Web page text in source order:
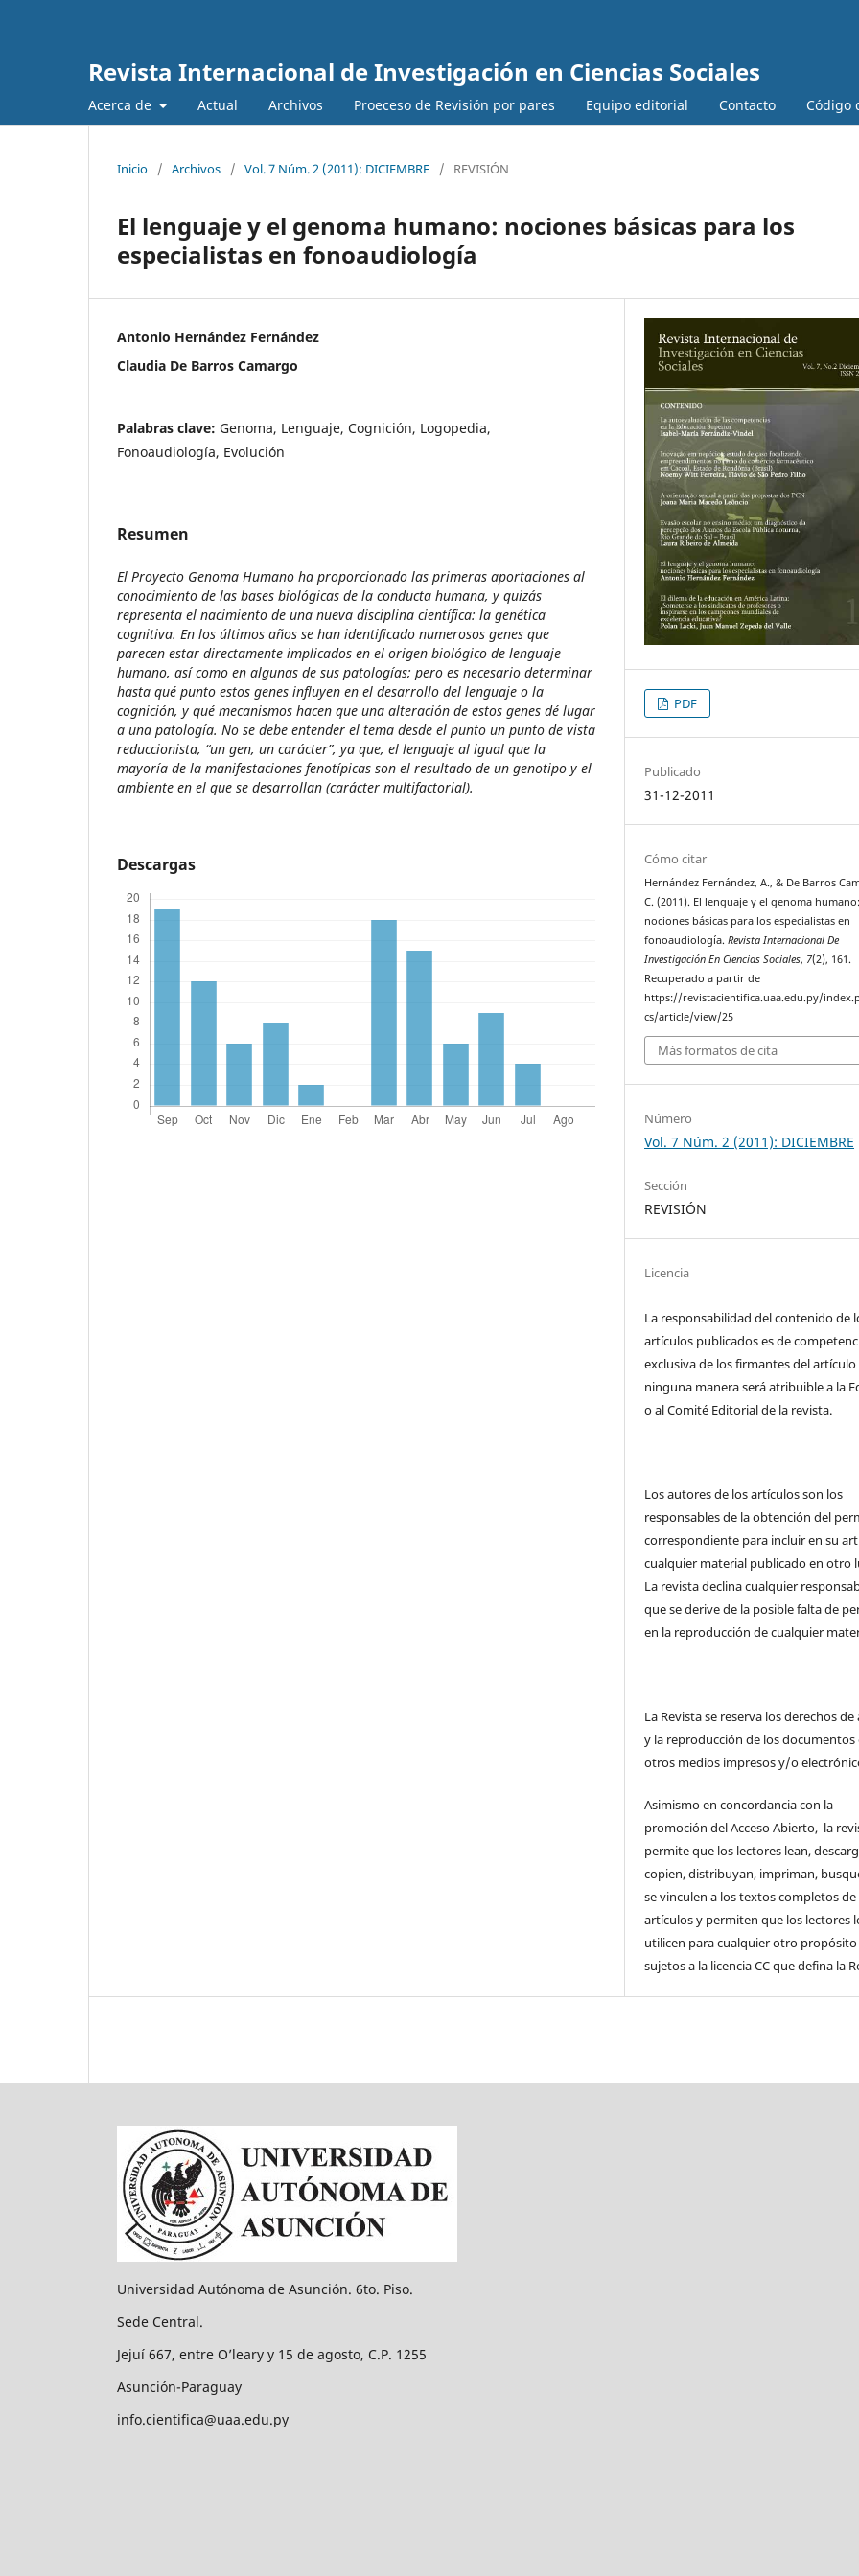
Revista Internacional de Investigación en Ciencias Sociales
Acerca de Actual Archivos Proeceso de Revisión por pares Equipo editorial Contacto Código
Inicio / Archivos / Vol. 7 Núm. 2 (2011): DICIEMBRE / REVISIÓN
El lenguaje y el genoma humano: nociones básicas para los
especialistas en fonoaudiología
Antonio Hernández Fernández
Claudia De Barros Camargo
Palabras clave: Genoma, Lenguaje, Cognición, Logopedia,
Fonoaudiología, Evolución
Resumen
El Proyecto Genoma Humano ha proporcionado las primeras aportaciones al
conocimiento de las bases biológicas de la conducta humana, y quizás
representa el nacimiento de una nueva disciplina científica: la genética
cognitiva. En los últimos años se han identificado numerosos genes que
parecen estar directamente implicados en el origen biológico de lenguaje
humano, así como en algunas de sus patologías; pero es necesario determinar
hasta qué punto estos genes influyen en el desarrollo del lenguaje o la
cognición, y qué mecanismos hacen que una alteración de estos genes dé lugar
a una patología. No se debe entender el tema desde el punto un punto de vista
reduccionista, “un gen, un carácter”, ya que, el lenguaje al igual que la
mayoría de la manifestaciones fenotípicas son el resultado de un genotipo y el
ambiente en el que se desarrollan (carácter multifactorial).
Descargas
PDF
Publicado
31-12-2011
Cómo citar
Hernández Fernández, A., & De Barros
C. (2011). El lenguaje y el genoma humano:
nociones básicas para los especialistas en
fonoaudiología.Revista Internacional De
Investigación En Ciencias Sociales, 7(2), 161.
Recuperado a partir de
https://revistacientifica.uaa.edu.py/
cs/article/view/25
Más formatos de cita
Número
Vol. 7 Núm. 2 (2011): DICIEMBRE
Sección
REVISIÓN
Licencia
La responsabilidad del contenido de
artículos publicados es de
exclusiva de los firmantes del artículo
ninguna manera será atribuible a la
o al Comité Editorial de la revista.
Los autores de los artículos son los
responsables de la obtención del
correspondiente para incluir en su
cualquier material publicado en otro
La revista declina cualquier
que se derive de la posible falta de
en la reproducción de cualquier
La Revista se reserva los derechos
y la reproducción de los documentos
otros medios impresos y/o
Asimismo en concordancia con la
promoción del Acceso Abierto, la
permite que los lectores lean,
copien, distribuyan, impriman,
se vinculen a los textos completos de
artículos y permiten que los lectores
utilicen para cualquier otro propósito
sujetos a la licencia CC que defina la
Universidad Autónoma de Asunción. 6to. Piso.
Sede Central.
Jejuí 667, entre O’leary y 15 de agosto, C.P. 1255
Asunción-Paraguay
info.cientifica@uaa.edu.py